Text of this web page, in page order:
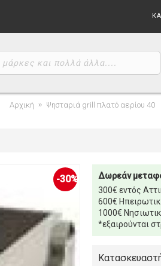
Αρχική Ψησταριά grill πλατό αερίου 40
-30%
Δωρεάν
300€ εντός
600€
1000€
*εξαιρούνται